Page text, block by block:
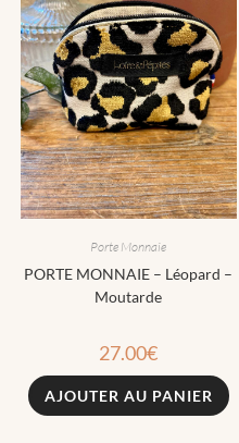
Porte Monnaie
PORTE MONNAIE – Léopard –
Moutarde
27.00€
AJOUTER AU PANIER